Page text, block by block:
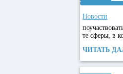
Новости
те сферы, в
ЧИТАТЬ